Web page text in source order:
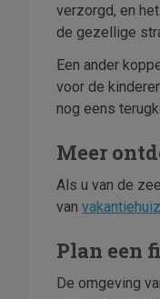
verzorgd, en
de gezellige
Een ander
voor de
nog eens
Meer
Als u van de
van
Plan een
De omgeving